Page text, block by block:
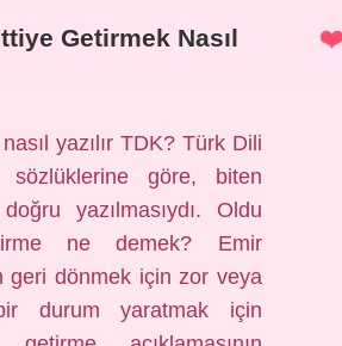
Getirmek Nasıl
yazılır TDK? Türk Dili
sözlüklerine göre, biten
yazılmasıydı. Oldu
ne demek? Emir
geri dönmek için zor veya
durum yaratmak için